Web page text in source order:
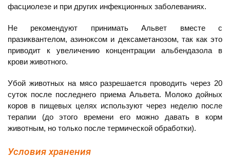
фасциолезе и при других инфекционных заболеваниях.
Не рекомендуют принимать Альвет вместе с
празиквантелом, азиноксом и дексаметанозом, так как это
приводит к увеличению концентрации альбендазола в
крови животного.
Убой животных на мясо разрешается проводить через 20
суток после последнего приема Альвета. Молоко дойных
коров в пищевых целях используют через неделю после
терапии (до этого времени его можно давать в корм
животным, но только после термической обработки).
Условия хранения